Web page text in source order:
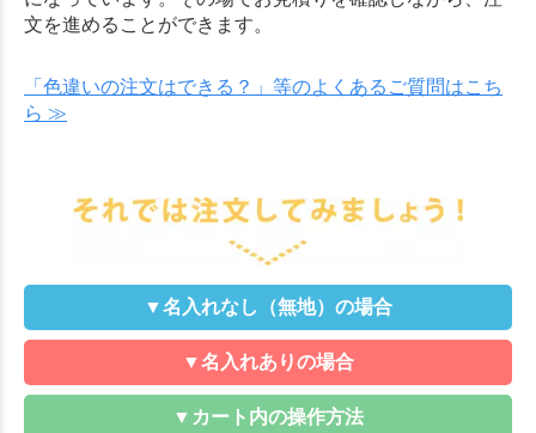
文を進めることができます。
「色違いの注文はできる？」等のよくあるご質問はこち
ら ≫
▼名入れなし（無地）の場合
▼名入れありの場合
▼カート内の操作方法